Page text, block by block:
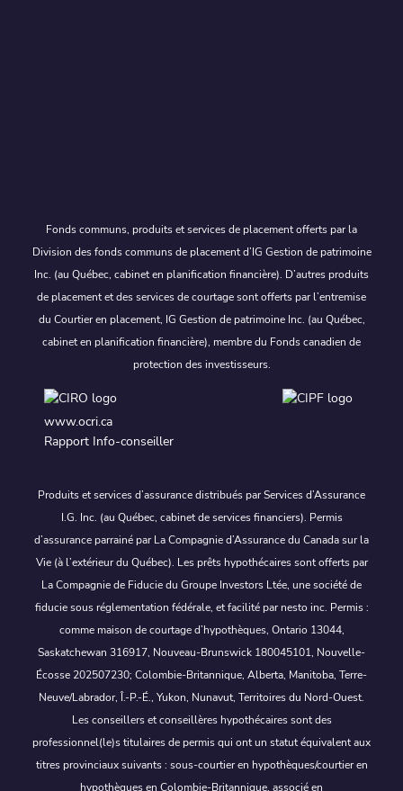
Fonds communs, produits et services de placement offerts par la
Division des fonds communs de placement d’IG Gestion de patrimoine
Inc. (au Québec, cabinet en planification financière). D’autres produits
de placement et des services de courtage sont offerts par l’entremise
du Courtier en placement, IG Gestion de patrimoine Inc. (au Québec,
cabinet en planification financière), membre du Fonds canadien de
protection des investisseurs.
www.ocri.ca
Rapport Info-conseiller
Produits et services d’assurance distribués par Services d’Assurance
I.G. Inc. (au Québec, cabinet de services financiers). Permis
d’assurance parrainé par La Compagnie d’Assurance du Canada sur la
Vie (à l’extérieur du Québec). Les prêts hypothécaires sont offerts par
La Compagnie de Fiducie du Groupe Investors Ltée, une société de
fiducie sous réglementation fédérale, et facilité par nesto inc. Permis :
comme maison de courtage d’hypothèques, Ontario 13044,
Saskatchewan 316917, Nouveau-Brunswick 180045101, Nouvelle-
Écosse 202507230; Colombie-Britannique, Alberta, Manitoba, Terre-
Neuve/Labrador, Î.-P.-É., Yukon, Nunavut, Territoires du Nord-Ouest.
Les conseillers et conseillères hypothécaires sont des
professionnel(le)s titulaires de permis qui ont un statut équivalent aux
titres provinciaux suivants : sous-courtier en hypothèques/courtier en
hypothèques en Colombie-Britannique, associé en